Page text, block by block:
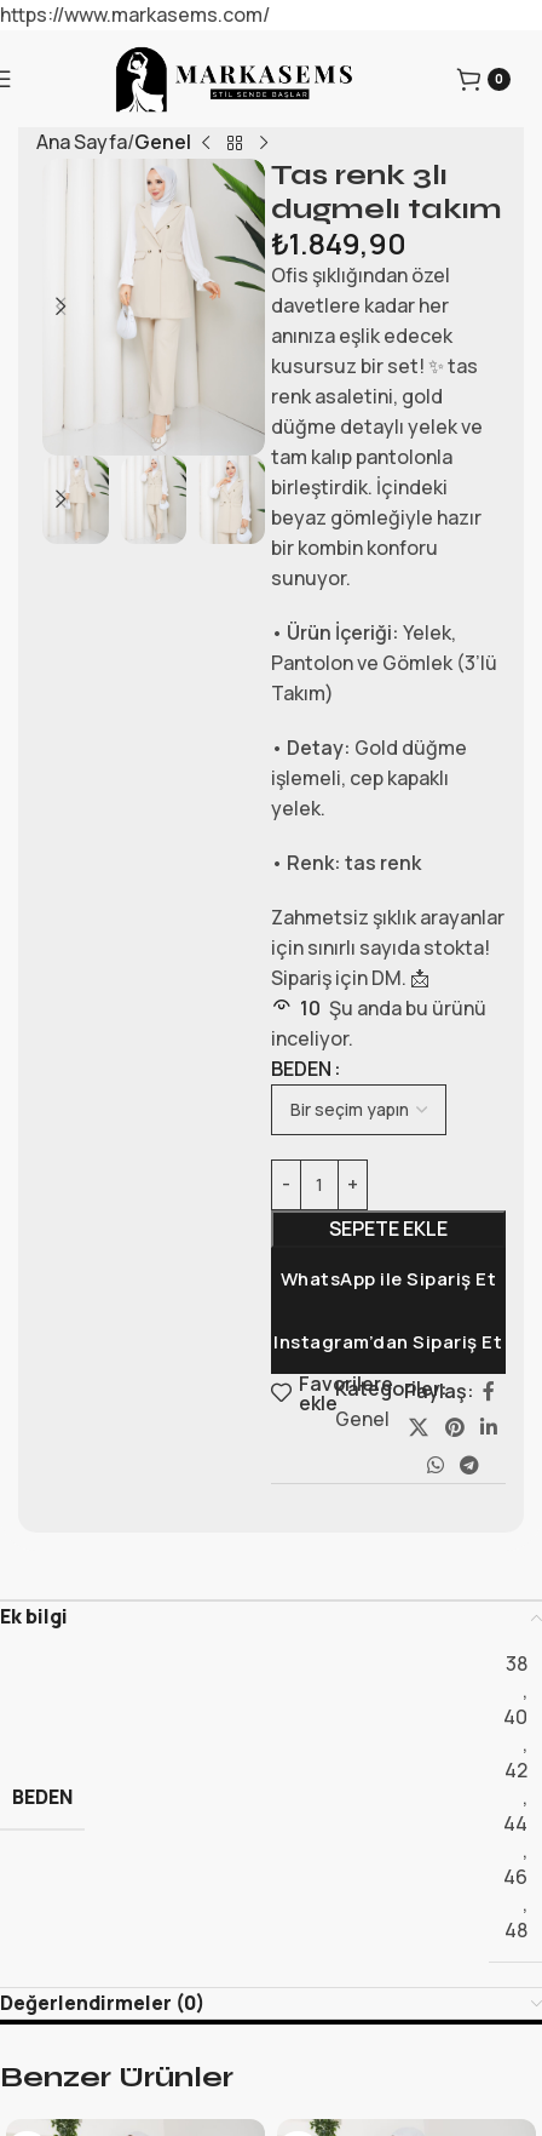
https://www.markasems.com/
0
Ana Sayfa Genel
Tas renk 3lı
dugmelı takım
₺1.849,90
Ofis şıklığından özel
davetlere kadar her
anınıza eşlik edecek
kusursuz bir set! ✨ tas
renk asaletini, gold
düğme detaylı yelek ve
tam kalıp pantolonla
birleştirdik. İçindeki
beyaz gömleğiyle hazır
bir kombin konforu
sunuyor.
• Ürün İçeriği: Yelek,
Pantolon ve Gömlek (3’lü
Takım)
• Detay: Gold düğme
işlemeli, cep kapaklı
yelek.
• Renk: tas renk
Zahmetsiz şıklık arayanlar
için sınırlı sayıda stokta!
Sipariş için DM. 📩
10 Şu anda bu ürünü
inceliyor.
BEDEN
SEPETE EKLE
WhatsApp ile Sipariş Et
Instagram’dan Sipariş Et
Favorilere
ekle
Kategoriler:
Genel
Paylaş:
Ek bilgi
BEDEN
38
,
40
,
42
,
44
,
46
,
48
Değerlendirmeler (0)
Benzer Ürünler